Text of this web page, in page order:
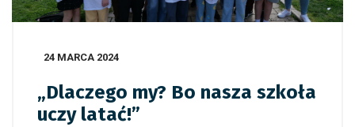
24 MARCA 2024
„Dlaczego my? Bo nasza szkoła
uczy latać!”